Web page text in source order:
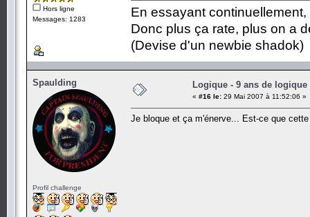
Hors ligne
Messages: 1283
En essayant
Donc plus ça rate, plus on a
(Devise d'un newbie shadok)
Spaulding
Profil challenge
Logique - 9 ans de logique
« #16 le: 29 Mai 2007 à 11:52:06 »
Je bloque et ça m'énerve... Est-ce que